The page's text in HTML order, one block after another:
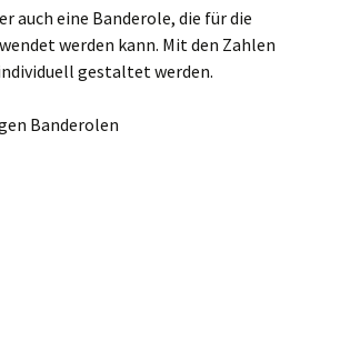
Silvester
Verschiedenes
Taufe,
Konfirmation,
Kommunion
auch eine Banderole, die für die
werden kann. Mit den Zahlen
gestaltet werden.
Banderolen